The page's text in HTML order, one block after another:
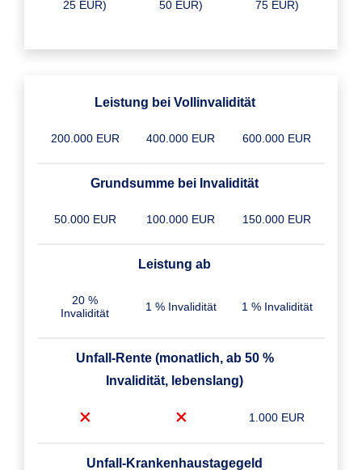
25 EUR) 50 EUR) 75 EUR)
Leistung bei Vollinvalidität
200.000 EUR 400.000 EUR 600.000 EUR
Grundsumme bei Invalidität
50.000 EUR 100.000 EUR 150.000 EUR
Leistung ab
20 %
Invalidität
1 % Invalidität 1 % Invalidität
Unfall-Rente (monatlich, ab 50 %
Invalidität, lebenslang)
1.000 EUR
Unfall-Krankenhaustagegeld